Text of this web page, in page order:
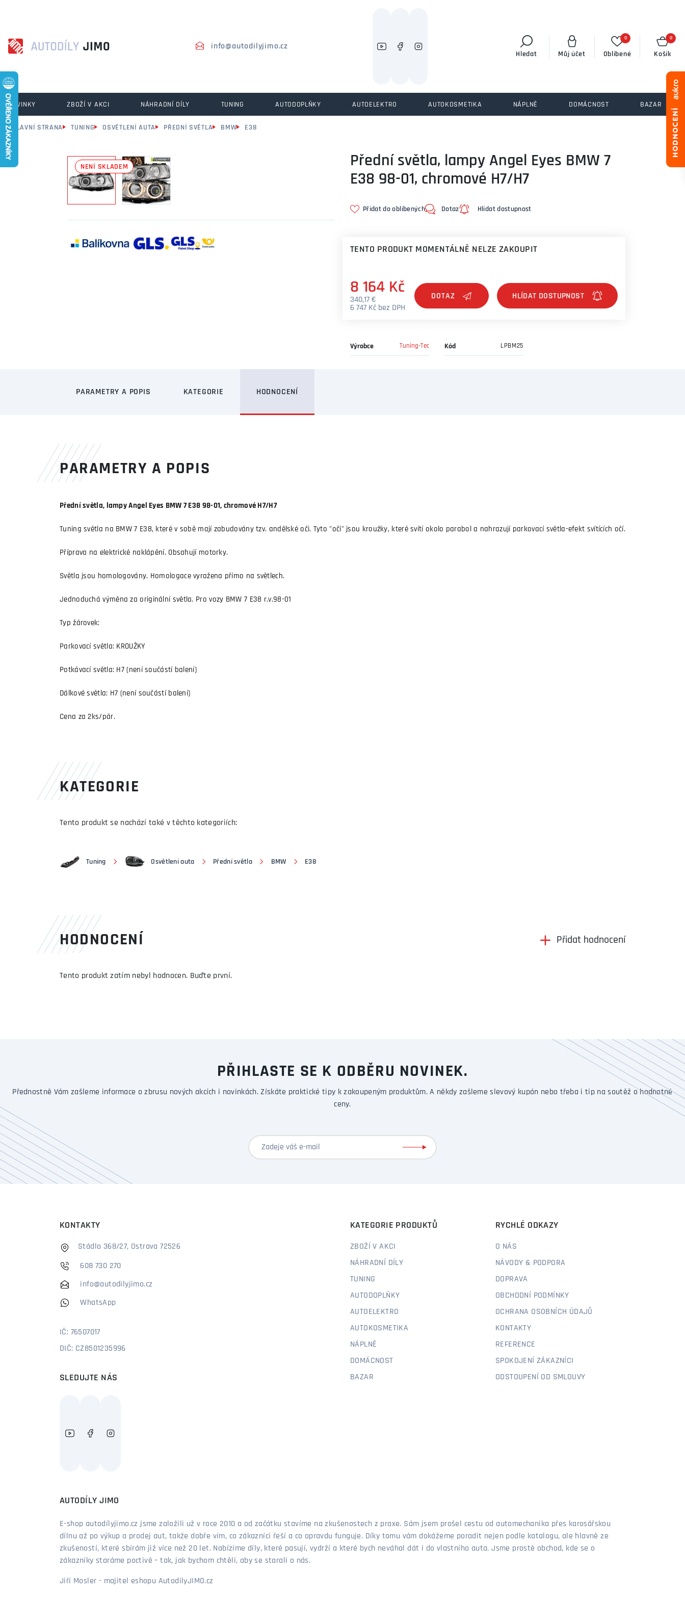
info@autodilyjimo.cz
Hledat Můj účet
0
Oblíbené
0
Košík
NOVINKY ZBOŽÍ V AKCI NÁHRADNÍ DÍLY TUNING AUTODOPLŇKY AUTOELEKTRO AUTOKOSMETIKA NÁPLNĚ DOMÁCNOST BAZAR
HLAVNÍ STRANA TUNING OSVĚTLENÍ AUTA PŘEDNÍ SVĚTLA BMW E38
NENÍ SKLADEM
Přední světla, lampy Angel Eyes BMW 7
E38 98-01, chromové H7/H7
Přidat do oblíbených Dotaz Hlídat dostupnost
TENTO PRODUKT MOMENTÁLNĚ NELZE ZAKOUPIT
8 164 Kč
340,17 €
6 747 Kč bez DPH
DOTAZ
Výrobce Tuning-Tec Kód LPBM25
PARAMETRY A POPIS KATEGORIE HODNOCENÍ
PARAMETRY A POPIS
Přední světla, lampy Angel Eyes BMW 7 E38 98-01, chromové H7/H7
Tuning světla na BMW 7 E38, které v sobě mají zabudovány tzv. andělské oči. Tyto "oči" jsou kroužky, které svítí okolo parabol a nahrazují parkovací světla-efekt svítících očí.
Příprava na elektrické naklápění. Obsahují motorky.
Světla jsou homologovány. Homologace vyražena přímo na světlech.
Jednoduchá výměna za originální světla. Pro vozy BMW 7 E38 r.v.98-01
Typ žárovek:
Parkovací světla: KROUŽKY
Potkávací světla: H7 (není součástí balení)
Dálkové světla: H7 (není součástí balení)
Cena za 2ks/pár.
KATEGORIE
Tento produkt se nachází také v těchto kategoriích:
Tuning Osvětlení auta Přední světla BMW E38
HODNOCENÍ Přidat hodnocení
Tento produkt zatím nebyl hodnocen. Buďte první.
PŘIHLASTE SE K ODBĚRU NOVINEK.
Přednostně Vám zašleme informace o zbrusu nových akcích i novinkách. Získáte praktické tipy k zakoupeným produktům. A někdy zašleme slevový kupón nebo třeba i tip na soutěž o hodnotné
ceny.
KONTAKTY
Stádlo 368/27, Ostrava 72526
608 730 270
info@autodilyjimo.cz
WhatsApp
IČ: 76507017
DIČ: CZ8501235996
SLEDUJTE NÁS
KATEGORIE PRODUKTŮ
ZBOŽÍ V AKCI
NÁHRADNÍ DÍLY
TUNING
AUTODOPLŇKY
AUTOELEKTRO
AUTOKOSMETIKA
NÁPLNĚ
DOMÁCNOST
BAZAR
RYCHLÉ ODKAZY
O NÁS
NÁVODY & PODPORA
DOPRAVA
OBCHODNÍ PODMÍNKY
OCHRANA OSOBNÍCH ÚDAJŮ
KONTAKTY
REFERENCE
SPOKOJENÍ ZÁKAZNÍCI
ODSTOUPENÍ OD SMLOUVY
AUTODÍLY JIMO
E-shop autodílyjimo.cz jsme založili už v roce 2010 a od začátku stavíme na zkušenostech z praxe. Sám jsem prošel cestu od automechanika přes karosářskou
dílnu až po výkup a prodej aut, takže dobře vím, co zákazníci řeší a co opravdu funguje. Díky tomu vám dokážeme poradit nejen podle katalogu, ale hlavně ze
zkušeností, které sbírám již více než 20 let. Nabízíme díly, které pasují, vydrží a které bych neváhal dát i do vlastního auta. Jsme prostě obchod, kde se o
zákazníky staráme poctivě – tak, jak bychom chtěli, aby se starali o nás.
Jiří Mosler - majitel eshopu AutodilyJIMO.cz
Můžeme vám pomoci něco najít?